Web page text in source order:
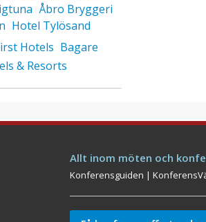
Åbro Bryggeri
Hotel Tylösand
Hotels Bagare
& Resorts
Allt inom möten och
Konferensguiden |